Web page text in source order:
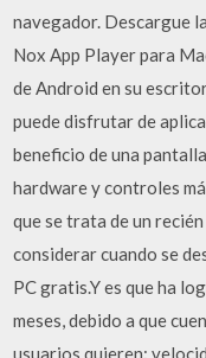
navegador. Descargue
Nox App Player para
de Android en su
puede disfrutar de
beneficio de una
hardware y controles
que se trata de un
considerar cuando se
PC gratis.Y es que ha
meses, debido a que
usuarios quieren: